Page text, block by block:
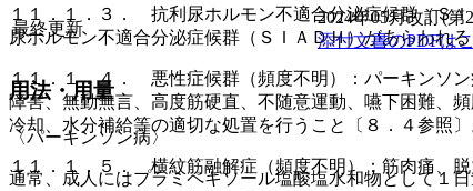
１１．１．３． 抗利尿ホルモン不適合分泌症候群（Ｓ
尿ホルモン不適合分泌症候群（ＳＩＡＤＨ）があらわれ
１１．１．４． 悪性症候群（頻度不明）：パーキンソ
障害、無動無言、高度筋硬直、不随意運動、嚥下困難、
冷却、水分補給等の適切な処置を行うこと〔８．４参照〕
１１．１．５． 横紋筋融解症（頻度不明）：筋肉痛、
最終更新
2024年05月改訂(第
添付文書のPDFは
用法・用量
〈パーキンソン病〉
通常、成人にはプラミペキソール塩酸塩水和物として１